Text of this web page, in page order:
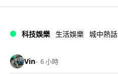
科技娛樂 生活娛樂 城中熱話
Vin 6 小時